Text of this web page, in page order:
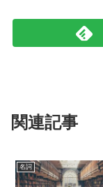
関連記事
名詞